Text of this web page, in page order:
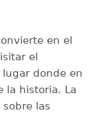
en el
el
lugar donde en
la historia. La
las